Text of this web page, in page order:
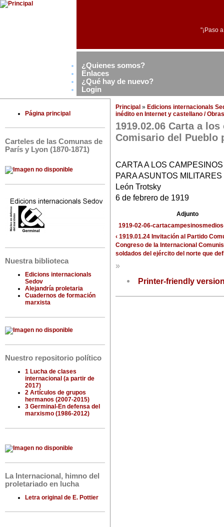
"¡Paso
¿Quienes somos?
Enlaces
¿Qué hay de nuevo?
Login
Página principal
Carteles de las Comunas de
París y Lyon (1870-1871)
Nuestra biblioteca
Edicions internacionals
Sedov
Alejandría proletaria
Cuadernos de formación
marxista
Nuestro repositorio político
1 Lucha de clases
internacional (a partir de
2017)
2 Artículos de grupos
hermanos (2007-2015)
3 Germinal-En defensa del
marxismo (1986-2012)
La Internacional, himno del
proletariado en lucha
Letra original de E. Pottier
Principal » Edicions internacionals
inédito en Internet y castellano /
1919.02.06 Carta a
Comisario del Pueblo
CARTA A LOS
PARA ASUNTOS
León Trotsky
6 de febrero de 1919
Adjunto
1919-02-06-
‹ 1919.01.24 Invitación al Partido
Congreso de la Internacional
soldados del ejército del norte que
»
Printer-friendly